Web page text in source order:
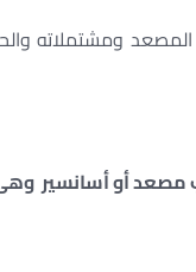
ومشتملاته
مصعد أو أسانسير